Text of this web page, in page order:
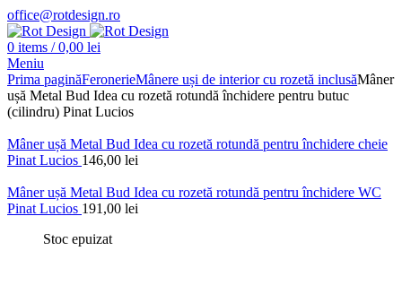
office@rotdesign.ro
0 items / 0,00 lei
Meniu
Prima paginăFeronerieMânere uși de interior cu rozetă inclusăMâner
ușă Metal Bud Idea cu rozetă rotundă închidere pentru butuc
(cilindru) Pinat Lucios
Mâner ușă Metal Bud Idea cu rozetă rotundă pentru închidere cheie
Pinat Lucios 146,00 lei
Mâner ușă Metal Bud Idea cu rozetă rotundă pentru închidere WC
Pinat Lucios 191,00 lei
Stoc epuizat